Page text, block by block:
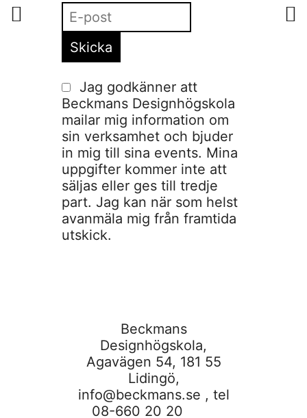
Jag godkänner att
Beckmans Designhögskola
mailar mig information om
sin verksamhet och bjuder
in mig till sina events. Mina
uppgifter kommer inte att
säljas eller ges till tredje
part. Jag kan när som helst
avanmäla mig från framtida
utskick.
Beckmans
Designhögskola,
Agavägen 54, 181 55
Lidingö,
info@beckmans.se , tel
08-660 20 20